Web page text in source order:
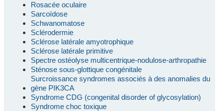
Rosacée oculaire
Sarcoïdose
Schwanomatose
Sclérodermie
Sclérose latérale amyotrophique
Sclérose latérale primitive
Spectre ostéolyse multicentrique-nodulose-arthropathie
Sténose sous-glottique congénitale
Surcroissance syndromes associés à des anomalies du
gène PIK3CA
Syndrome CDG (congenital disorder of glycosylation)
Syndrome choc toxique